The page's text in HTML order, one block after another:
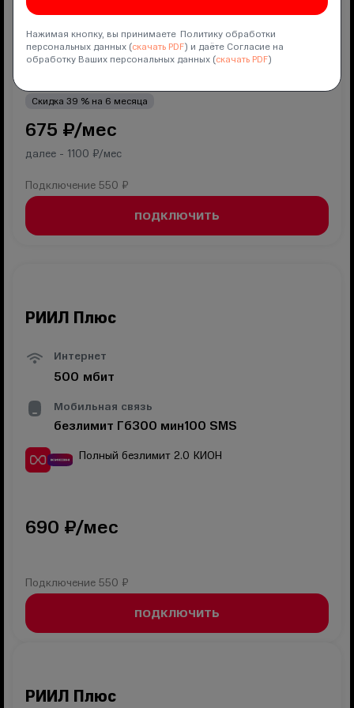
Полный безлимит 2.0 КИОН
Скидка 39 % на 6 месяца
675 ₽/мес
далее - 1100 ₽/мес
Подключение 550 ₽
ПОДКЛЮЧИТЬ
РИИЛ Плюс
Интернет
500 мбит
Мобильная связь
безлимит Гб300 мин100 SMS
Полный безлимит 2.0 КИОН
690 ₽/мес
Подключение 550 ₽
ПОДКЛЮЧИТЬ
РИИЛ Плюс
Нажимая кнопку, вы принимаете Политику обработки
персональных данных (скачать PDF) и даёте Согласие на
обработку Ваших персональных данных (скачать PDF)